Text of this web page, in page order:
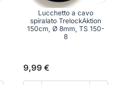
Lucchetto a cavo
spiralato TrelockAktion
150cm, Ø 8mm, TS 150-
8
9,99 €